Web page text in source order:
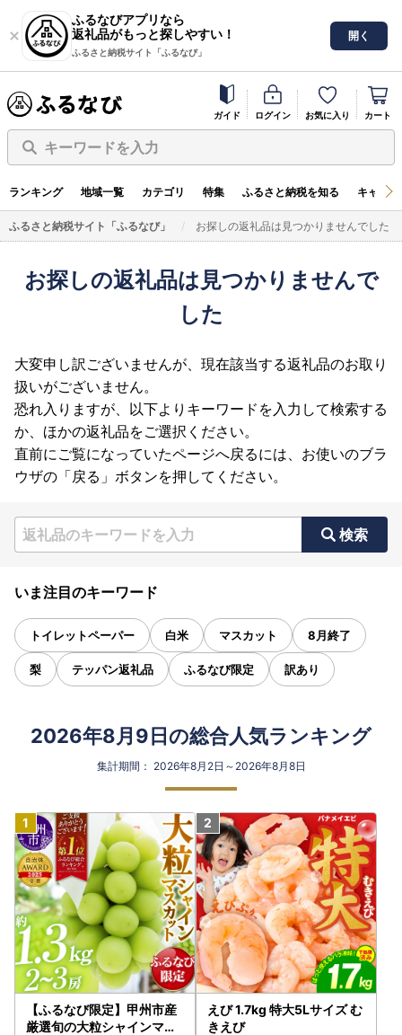
ふるなびアプリなら
返礼品がもっと探しやすい！
ふるさと納税サイト「ふるなび」
開く
ガイド ログイン お気に入り カート
キーワードを入力
ランキング 地域一覧 カテゴリ 特集 ふるさと納税を知る キャン
ふるさと納税サイト「ふるなび」 お探しの返礼品は見つかりませんでした
お探しの返礼品は見つかりませんで
した
大変申し訳ございませんが、現在該当する返礼品のお取り
扱いがございません。
恐れ入りますが、以下よりキーワードを入力して検索する
か、ほかの返礼品をご選択ください。
直前にご覧になっていたページへ戻るには、お使いのブラ
ウザの「戻る」ボタンを押してください。
検索
いま注目のキーワード
トイレットペーパー 白米 マスカット 8月終了
梨 テッパン返礼品 ふるなび限定 訳あり
2026年8月9日の総合人気ランキング
集計期間： 2026年8月2日～2026年8月8日
【ふるなび限定】甲州市産
厳選旬の大粒シャインマス
えび 1.7kg 特大5Lサイズ む
きえび